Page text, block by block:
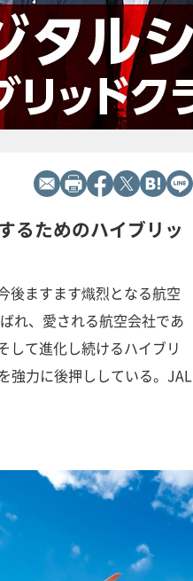
るためのハイブリッ
後ますます熾烈となる航空
れ、愛される航空会社であ
して進化し続けるハイブリ
強力に後押ししている。JAL